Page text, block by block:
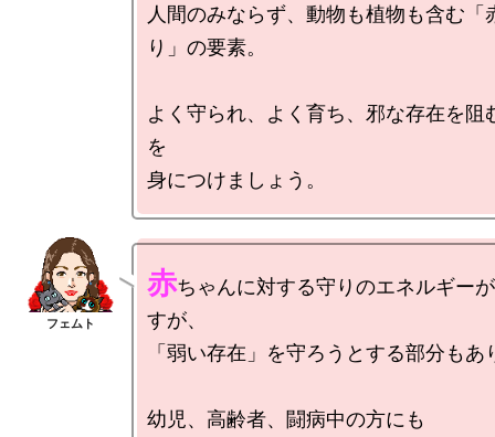
人間のみならず、動物も植物も含む「
り」の要素。
よく守られ、よく育ち、邪な存在を阻
を
赤ちゃんに対する守りのエネルギー
すが、
「弱い存在」を守ろうとする部分もあ
幼児、高齢者、闘病中の方にも